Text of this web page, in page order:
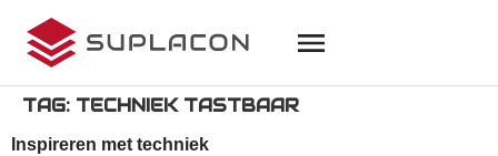
TAG: TECHNIEK TASTBAAR
Inspireren met techniek